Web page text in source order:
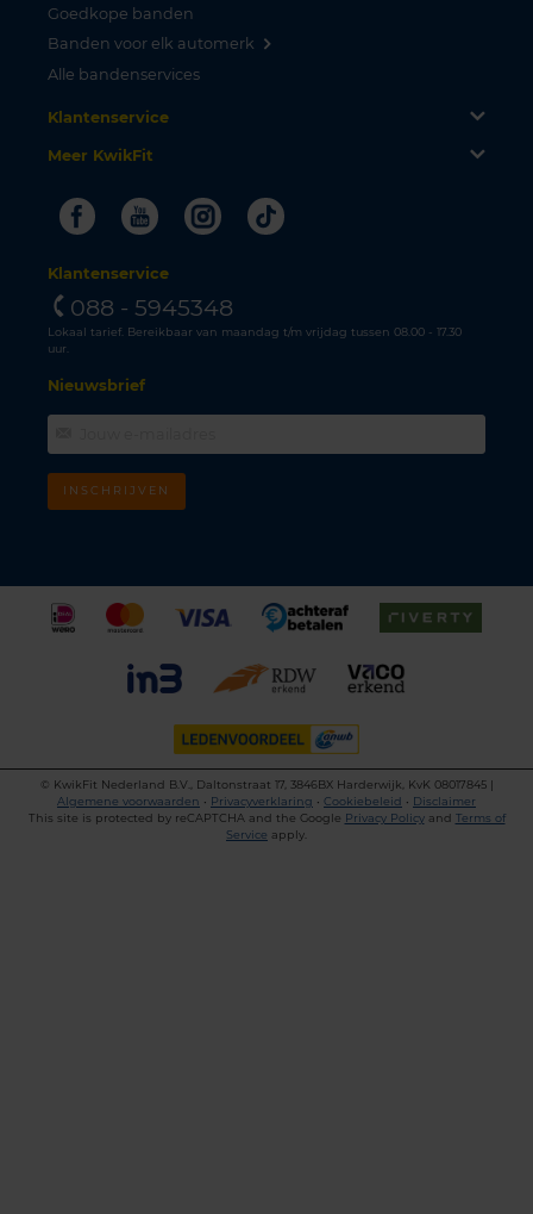
Goedkope banden
Banden voor elk automerk
Alle bandenservices
Klantenservice
Meer KwikFit
FacebookYoutubeInstagram
Tiktok
Klantenservice
088 - 5945348
Lokaal tarief. Bereikbaar van maandag t/m vrijdag tussen 08.00 - 17.30
uur.
Nieuwsbrief
INSCHRIJVEN
©
KwikFit Nederland B.V., Daltonstraat 17, 3846BX Harderwijk, KvK 08017845 |
Algemene voorwaarden • Privacyverklaring • Cookiebeleid • Disclaimer
This site is protected by reCAPTCHA and the Google Privacy Policyand Terms of
Service apply.